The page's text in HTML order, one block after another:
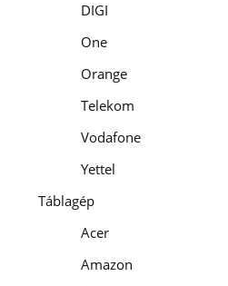
DIGI
One
Orange
Telekom
Vodafone
Yettel
Táblagép
Acer
Amazon